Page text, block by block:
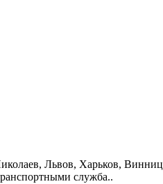
Львов, Харьков,
служба..